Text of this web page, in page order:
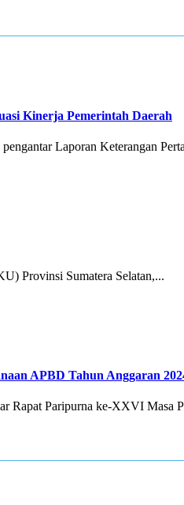
Kinerja Pemerintah Daerah
Laporan Keterangan
Provinsi Sumatera Selatan,...
APBD Tahun Anggaran
Rapat Paripurna ke-XXVI Masa